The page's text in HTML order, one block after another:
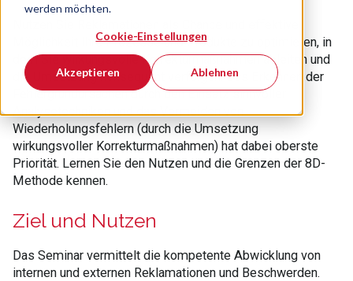
werden möchten.
Cookie-Einstellungen
Akzeptieren Ablehnen
Möglichkeit Ihre Prozesse und Produkte zu optimieren, in
dem Sie wirkungsvolle Korrekturmaßnahmen ableiten und
die Umsetzung konsequent verfolgen. Das Erkennen der
Fehlergrundursachen durch den Einsatz sinnvoller
Analysetechniken und das Vermeiden von
Wiederholungsfehlern (durch die Umsetzung
wirkungsvoller Korrekturmaßnahmen) hat dabei oberste
Priorität. Lernen Sie den Nutzen und die Grenzen der 8D-
Methode kennen.
Ziel und Nutzen
Das Seminar vermittelt die kompetente Abwicklung von
internen und externen Reklamationen und Beschwerden.